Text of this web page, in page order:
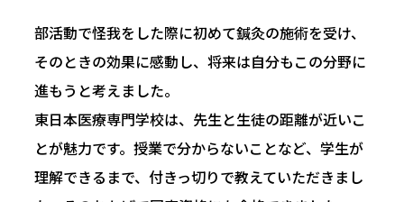
部活動で怪我をした際に初めて鍼灸の施術を受け、
そのときの効果に感動し、将来は自分もこの分野に
進もうと考えました。
東日本医療専門学校は、先生と生徒の距離が近いこ
とが魅力です。授業で分からないことなど、学生が
理解できるまで、付きっ切りで教えていただきまし